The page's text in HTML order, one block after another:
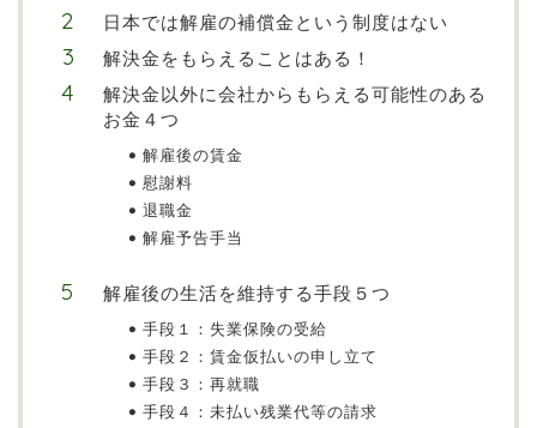
日本では解雇の補償金という制度はない
解決金をもらえることはある！
解決金以外に会社からもらえる可能性のある
お金４つ
解雇後の賃金
慰謝料
退職金
解雇予告手当
解雇後の生活を維持する手段５つ
手段１：失業保険の受給
手段２：賃金仮払いの申し立て
手段３：再就職
手段４：未払い残業代等の請求